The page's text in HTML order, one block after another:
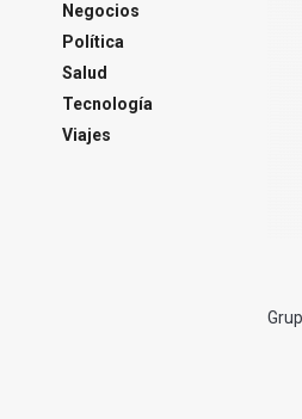
Negocios
Política
Salud
Tecnología
Viajes